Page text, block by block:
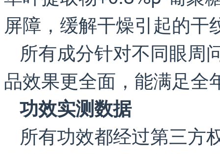
屏障，缓解干燥引起的干
所有成分针对不同眼周
品效果更全面，能满足全
功效实测数据
所有功效都经过第三方